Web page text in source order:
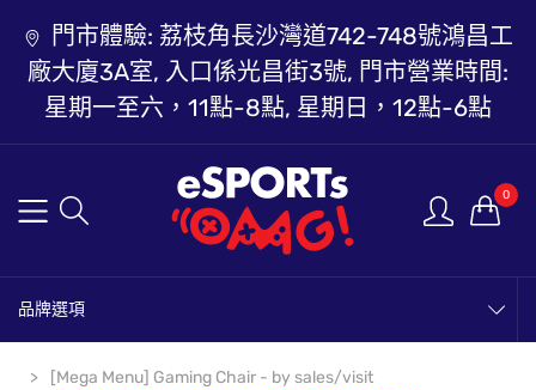
門市體驗: 荔枝角長沙灣道742-748號鴻昌工
廠大廈3A室, 入口係光昌街3號, 門市營業時間:
星期一至六，11點-8點, 星期日，12點-6點
0
品牌選項
[Mega Menu] Gaming Chair - by sales/visit